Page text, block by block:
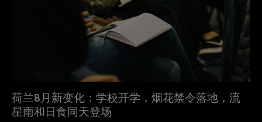
荷兰8月新变化：学校开学，烟花禁令落地，流
星雨和日食同天登场